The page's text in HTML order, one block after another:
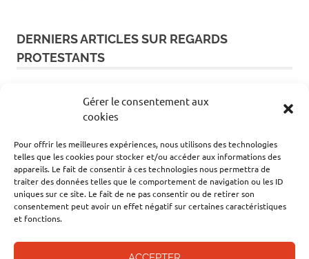
Gérer le consentement aux
cookies
Pour offrir les meilleures expériences, nous utilisons des technologies
telles que les cookies pour stocker et/ou accéder aux informations des
appareils. Le fait de consentir à ces technologies nous permettra de
traiter des données telles que le comportement de navigation ou les ID
uniques sur ce site. Le fait de ne pas consentir ou de retirer son
consentement peut avoir un effet négatif sur certaines caractéristiques
et fonctions.
DERNIERS ARTICLES SUR REGARDS
PROTESTANTS
Promenade dans le Montauban protestant
Quiz : connaissez-vous les caractéristiques des
temples protestants ?
La Terre considérée comme un être vivant